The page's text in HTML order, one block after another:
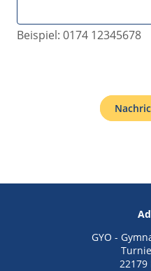
Beispiel: 0174 12345678
GYO -